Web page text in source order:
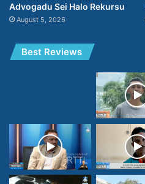
Advogadu Sei Halo Rekursu
August 5, 2026
Best Reviews